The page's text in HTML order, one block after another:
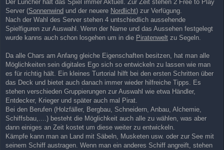
Der Luncher hält das Spiel immer Aktuell. Zur Zeit stehen 2 Free to Play
Server (Sonnenwind und der neuere Nordlicht) zur Verfügung.
Nach der Wahl des Server stehen 4 untschiedlich aussehende
Spielfiguren zur Auswahl. Wenn der Name und das Aussehen festgelegt
wurde kanns auch schon losgehen um in die Piratenwelt zu Segeln.
Da alle Chars am Anfang gleiche Eigenschaften besitzen, hat man alle
Möglichkeiten sein digitales Ego sich so entwickeln zu lassen wie man
es für richtig hält. Ein kleines Turtorial hilft bei den ersten Schritten über
das Deck und bietet auch danach immer wieder hilfreiche Tipps. Es
stehen verschieden Gruppierungen zur Auswahl wie etwa Händler,
Entdecker, Krieger und später auch mal Pirat.
Bei den Berufen (Holzfäller, Bergbau, Schneidern, Anbau, Alchemie,
Schiffsbau,....) besteht die Möglichkeit auch alle zu wählen, was aber
dann einiges an Zeit kostet um diese weiter zu entwickeln.
Kämpfe kann man an Land mit Säbeln, Musketen usw. oder zur See mit
seinem Schiff austragen. Wenn man ein anderes Schiff angreift, stehen